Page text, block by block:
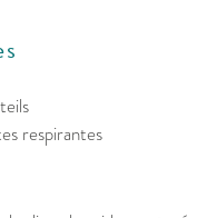
respirantes